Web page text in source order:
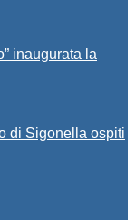
inaugurata la
di Sigonella ospiti